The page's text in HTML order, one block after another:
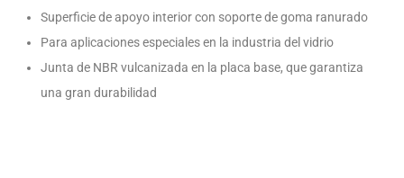
Superficie de apoyo interior con soporte de goma ranurado
Para aplicaciones especiales en la industria del vidrio
Junta de NBR vulcanizada en la placa base, que garantiza
una gran durabilidad